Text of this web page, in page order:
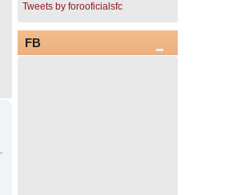
Tweets by forooficialsfc
FB